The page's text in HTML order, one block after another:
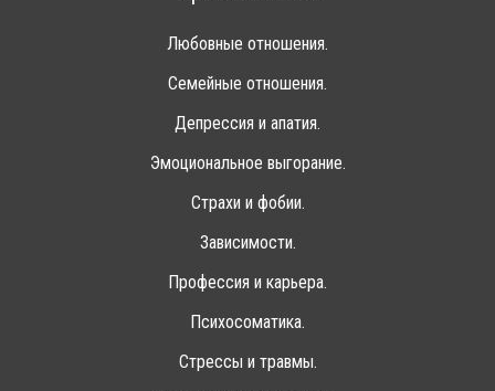
Любовные отношения.
Семейные отношения.
Депрессия и апатия.
Эмоциональное выгорание.
Страхи и фобии.
Зависимости.
Профессия и карьера.
Психосоматика.
Стрессы и травмы.